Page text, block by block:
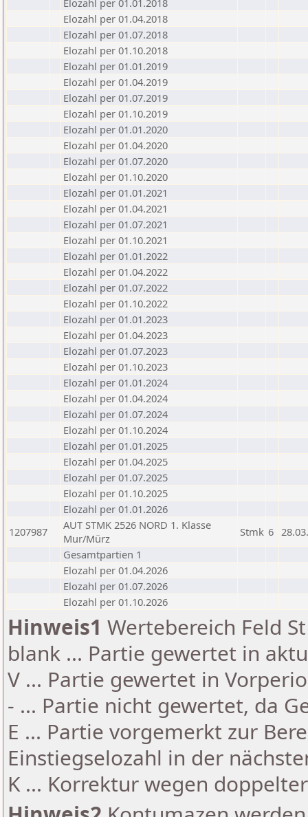
Elozahl per 01.01.2018
Elozahl per 01.04.2018
Elozahl per 01.07.2018
Elozahl per 01.10.2018
Elozahl per 01.01.2019
Elozahl per 01.04.2019
Elozahl per 01.07.2019
Elozahl per 01.10.2019
Elozahl per 01.01.2020
Elozahl per 01.04.2020
Elozahl per 01.07.2020
Elozahl per 01.10.2020
Elozahl per 01.01.2021
Elozahl per 01.04.2021
Elozahl per 01.07.2021
Elozahl per 01.10.2021
Elozahl per 01.01.2022
Elozahl per 01.04.2022
Elozahl per 01.07.2022
Elozahl per 01.10.2022
Elozahl per 01.01.2023
Elozahl per 01.04.2023
Elozahl per 01.07.2023
Elozahl per 01.10.2023
Elozahl per 01.01.2024
Elozahl per 01.04.2024
Elozahl per 01.07.2024
Elozahl per 01.10.2024
Elozahl per 01.01.2025
Elozahl per 01.04.2025
Elozahl per 01.07.2025
Elozahl per 01.10.2025
Elozahl per 01.01.2026
1207987
AUT STMK 2526 NORD 1. Klasse
Mur/Mürz
Stmk 6
Gesamtpartien 1
Elozahl per 01.04.2026
Elozahl per 01.07.2026
Elozahl per 01.10.2026
Hinweis1 Wertebereich Feld
blank ... Partie gewertet in
V ... Partie gewertet in
- ... Partie nicht gewertet, da
E ... Partie vorgemerkt zur
Einstiegselozahl in der
K ... Korrektur wegen